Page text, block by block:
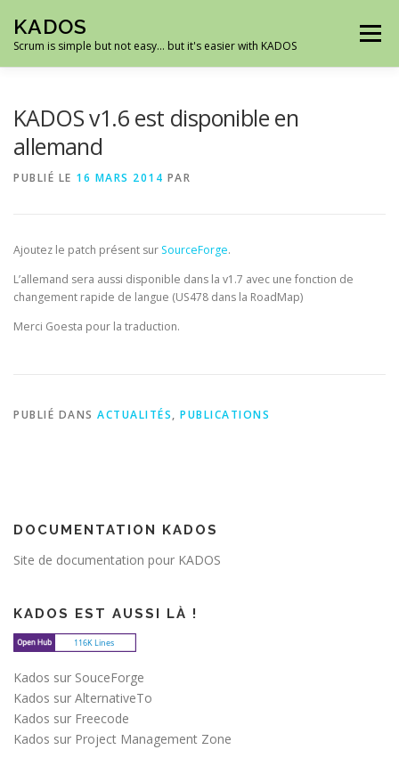
contenu
KADOS
Scrum is simple but not easy… but it's easier with KADOS
Menu
KADOS v1.6 est disponible en
allemand
PUBLIÉ LE 16 MARS 2014 PAR
Ajoutez le patch présent sur SourceForge.
L’allemand sera aussi disponible dans la v1.7 avec une fonction de
changement rapide de langue (US478 dans la RoadMap)
Merci Goesta pour la traduction.
PUBLIÉ DANS ACTUALITÉS, PUBLICATIONS
DOCUMENTATION KADOS
Site de documentation pour KADOS
KADOS EST AUSSI LÀ !
Kados sur SouceForge
Kados sur AlternativeTo
Kados sur Freecode
Kados sur Project Management Zone